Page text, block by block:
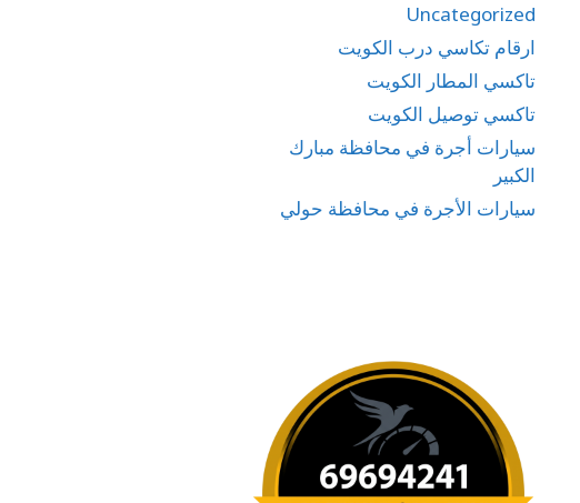
Uncategorized
ارقام تكاسي درب الكويت
تاكسي المطار الكويت
تاكسي توصيل الكويت
سيارات أجرة في محافظة مبارك
الكبير
سيارات الأجرة في محافظة حولي